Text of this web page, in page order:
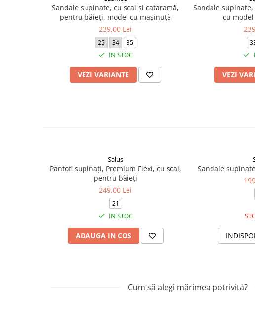
Sandale supinate, cu scai și cataramă,
pentru băieți, model cu maşinuţă
239,00 Lei
25 34 35
IN STOC
VEZI VARIANTE
Sandale
cu
VEZI
Salus
Pantofi supinați, Premium Flexi, cu scai,
pentru băieți
249,00 Lei
21
IN STOC
ADAUGA IN COS
Sandale
Cum să alegi mărimea potrivită?